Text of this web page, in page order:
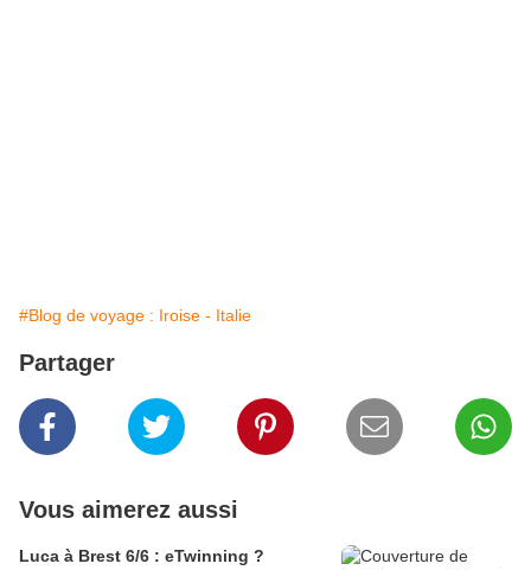
#Blog de voyage : Iroise - Italie
Partager
Vous aimerez aussi
Luca à Brest 6/6 : eTwinning ?